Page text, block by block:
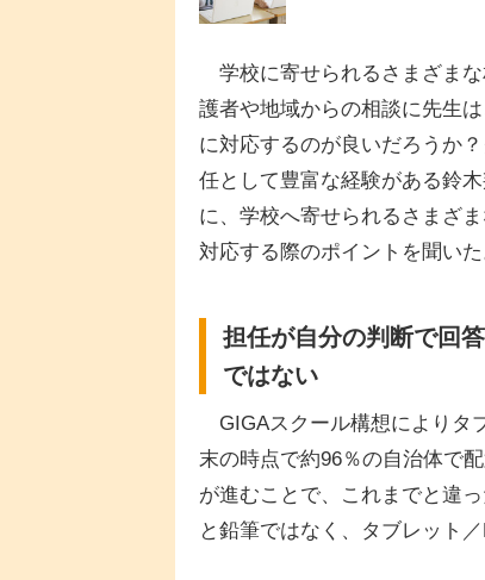
学校に寄せられるさまざま
護者や地域からの相談に先生は
に対応するのが良いだろうか
任として豊富な経験がある鈴
に、学校へ寄せられるさまざ
対応する際のポイントを聞いた
担任が自分の判断で回
ではない
GIGAスクール構想によりタ
末の時点で約96％の自治体で
が進むことで、これまでと違
と鉛筆ではなく、タブレット